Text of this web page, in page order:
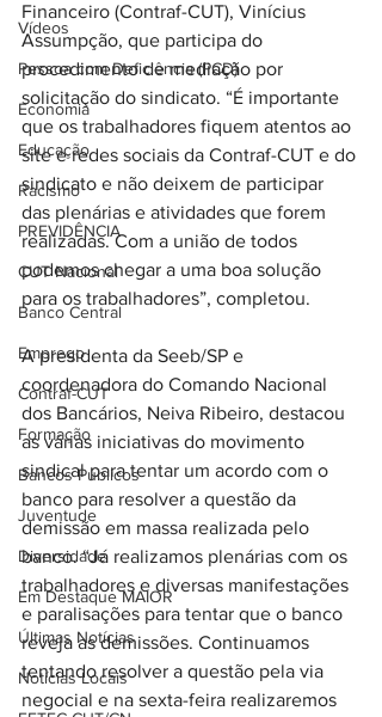
Vídeos
Pessoa com Deficiência (PCD)
Economia
Educação
Racismo
PREVIDÊNCIA
CUT Nacional
Banco Central
Emprego
Contraf-CUT
Formação
Bancos Públicos
Juventude
Diversidade
Em Destaque MAIOR
Últimas Notícias
Notícias Locais
Financeiro (Contraf-CUT), Vinícius
Assumpção, que participa do
procedimento de mediação por
solicitação do sindicato. “É importante
que os trabalhadores fiquem atentos ao
site e redes sociais da Contraf-CUT e do
sindicato e não deixem de participar
das plenárias e atividades que forem
realizadas. Com a união de todos
podemos chegar a uma boa solução
para os trabalhadores”, completou.
A presidenta da Seeb/SP e
coordenadora do Comando Nacional
dos Bancários, Neiva Ribeiro, destacou
as várias iniciativas do movimento
sindical para tentar um acordo com o
banco para resolver a questão da
demissão em massa realizada pelo
banco. “Já realizamos plenárias com os
trabalhadores e diversas manifestações
e paralisações para tentar que o banco
reveja as demissões. Continuamos
tentando resolver a questão pela via
negocial e na sexta-feira realizaremos